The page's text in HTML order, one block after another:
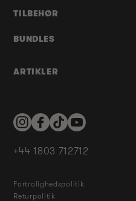
TILBEHØR
BUNDLES
ARTIKLER
InstagramFacebookTikTokYouTube
+44 1803 712712
Fortrolighedspolitik
Returpolitik